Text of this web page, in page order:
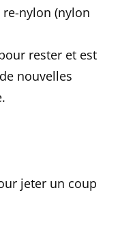
nylon (nylon
rester et est
nouvelles
jeter un coup